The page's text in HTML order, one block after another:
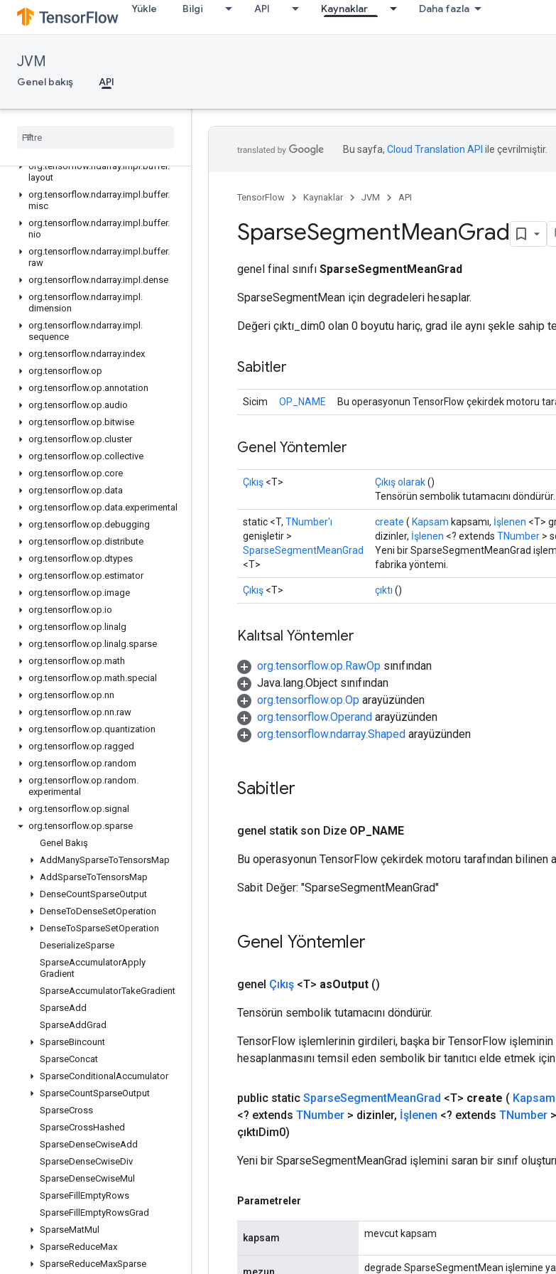
Yükle Bilgi API Kaynaklar Daha fazla
JVM
Genel bakış API
org.tensorflow.internal.types
org.tensorflow.internal.types.registry
org.tensorflow.ndarray.buffer
org.tensorflow.ndarray.buffer.layout
org
org.tensorflow.ndarray.impl.buffer.
layout
org.tensorflow.ndarray.impl .buffer.
misc
org.tensorflow.ndarray.impl .buffer.
nio
org.tensorflow.ndarray.impl .buffer.
raw
org.tensorflow.ndarray.impl .dense
org.tensorflow.ndarray.impl .
dimension
org.tensorflow.ndarray.impl .
sequence
org.tensorflow.ndarray.index
org.tensorflow.op
org.tensorflow.op.annotation
org.tensorflow.op.audio
org.tensorflow.op.bitwise
org.tensorflow.op.cluster
org.tensorflow.op.collective
org.tensorflow.op.core
org.tensorflow.op.data
org.tensorflow.op.data.experimental
org.tensorflow.op.debugging
org.tensorflow.op.distribute
org.tensorflow.op.dtypes
org.tensorflow.op.estimator
org.tensorflow.op.image
org.tensorflow.op.io
org.tensorflow.op. linalg
org.tensorflow.op. linalg.sparse
org.tensorflow.op.math
org.tensorflow.op.math.special
org.tensorflow.op.nn
org.tensorflow.op.nn.raw
org.tensorflow.op.quantization
org.tensorflow.op.ragged
org.tensorflow.op.random
org.tensorflow.op.random.
experimental
org.tensorflow.op.signal
org.tensorflow.op.sparse
Genel Bakış
AddManySparseToTensorsMap
AddSparseToTensorsMap
DenseCountSparseOutput
DenseToDenseSetOperation
DenseToSparseSetOperation
DeserializeSparse
SparseAccumulatorApply
Gradient
SparseAccumulatorTakeGradient
SparseAdd
SparseAddGrad
SparseBincount
SparseConcat
SparseConditional Accumulator
SparseCountSparseOutput
SparseCross
SparseCrossHashed
SparseDenseCwiseAdd
SparseDenseCwiseDiv
SparseDenseCwiseMul
SparseFill EmptyRows
SparseFill EmptyRowsGrad
SparseMatMul
SparseReduceMax
SparseReduceMaxSparse
Bu sayfa, Cloud Translation API ile çevrilmiştir.
TensorFlow Kaynaklar JVM API
SparseSegmentMeanGrad
genel final sınıfı SparseSegmentMeanGrad
SparseSegmentMean için degradeleri hesaplar.
Değeri çıktı_dim0 olan 0 boyutu hariç, grad ile aynı şekle sahip
Sabitler
Sicim OP_NAME Bu operasyonun TensorFlow çekirdek motoru
Genel Yöntemler
Çıkış <T> Çıkış olarak()
Tensörün sembolik tutamacını döndürür.
static <T, TNumber'ı
genişletir >
SparseSegmentMeanGrad
<T>
create ( Kapsam kapsamı, İşlenen <T>
dizinler, İşlenen <? extends TNumber >
Yeni bir SparseSegmentMeanGrad
fabrika yöntemi.
Çıkış <T> çıktı ()
Kalıtsal Yöntemler
org.tensorflow.op.RawOp sınıfından
Java.lang.Object sınıfından
org.tensorflow.op.Op arayüzünden
org.tensorflow.Operand arayüzünden
org.tensorflow.ndarray.Shaped arayüzünden
Sabitler
genel statik son Dize OP NAME
Bu operasyonun TensorFlow çekirdek motoru tarafından bilinen
Sabit Değer: "SparseSegmentMeanGrad"
Genel Yöntemler
genel Çıkış <T> asOutput ()
Tensörün sembolik tutamacını döndürür.
TensorFlow işlemlerinin girdileri, başka bir TensorFlow işleminin
hesaplanmasını temsil eden sembolik bir tanıtıcı elde etmek için
public static SparseSegmentMeanGrad <T> create ( Kapsam
<? extends TNumber > dizinler, İşlenen <? extends TNumber
çıktıDim0)
Yeni bir SparseSegmentMeanGrad işlemini saran bir sınıf
Parametreler
kapsam mevcut kapsam
degrade SparseSegmentMean işlemine